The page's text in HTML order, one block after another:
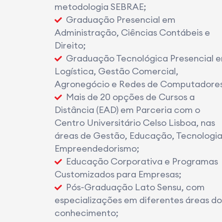
metodologia SEBRAE;
Graduação Presencial em
Administração, Ciências Contábeis e
Direito;
Graduação Tecnológica Presencial
Logística, Gestão Comercial,
Agronegócio e Redes de
Mais de 20 opções de Cursos a
Distância (EAD) em Parceria com o
Centro Universitário Celso Lisboa, nas
áreas de Gestão, Educação,
Empreendedorismo;
Educação Corporativa e Programas
Customizados para Empresas;
Pós-Graduação Lato Sensu, com
especializações em diferentes áreas do
conhecimento;